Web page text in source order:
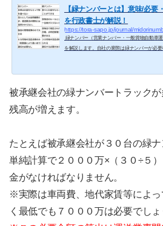
【緑ナンバーとは】意味/必
を行政書士が解説！
https://tora-sapo.jp/journal/
緑ナンバー（営業ナンバー・一般貨物自動車
を解説します。自社の業態は緑ナンバーが必
もらって人やモノを運んではいけません。一
被承継会社の緑ナンバートラック
残高が増えます。
たとえば被承継会社が３０台の緑
単純計算で２０００万×（３０÷５
金がなければなりません。
※実際は車両費、地代家賃等によ
く最低でも７０００万は必要でしょ